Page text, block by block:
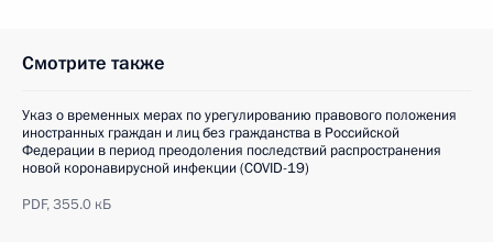
Смотрите также
Указ о временных мерах по урегулированию правового положения
иностранных граждан и лиц без гражданства в Российской
Федерации в период преодоления последствий распространения
новой коронавирусной инфекции (COVID-19)
PDF,355.0 кБ